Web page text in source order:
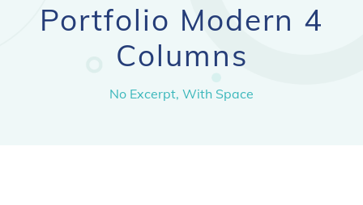
Portfolio Modern 4
Columns
No Excerpt, With Space